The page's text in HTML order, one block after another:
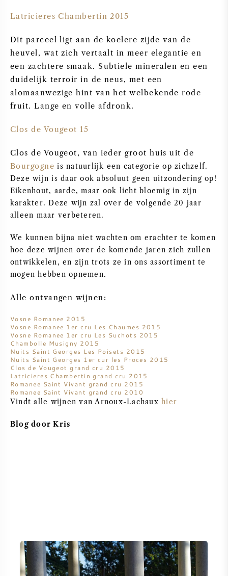
ITALIAANSE WIJN
SPAANSE WIJN
DUITSE WIJN
AMERIKAANSE WIJN
OOSTENRIJKSE WIJN
PORTUGESE WIJN
ALLE LANDEN
BORDEAUX
TOSCANE
NAPA VALLEY
PIEMONTE
Latricieres Chambertin 2015
Dit parceel ligt aan de koelere zijde van de
heuvel, wat zich vertaalt in meer elegantie en
een zachtere smaak. Subtiele mineralen en een
duidelijk terroir in de neus, met een
alomaanwezige hint van het welbekende rode
fruit. Lange en volle afdronk.
Clos de Vougeot 15
Clos de Vougeot, van ieder groot huis uit de
Bourgogne is natuurlijk een categorie op zichzelf.
Deze wijn is daar ook absoluut geen uitzondering op!
Eikenhout, aarde, maar ook licht bloemig in zijn
karakter. Deze wijn zal over de volgende 20 jaar
alleen maar verbeteren.
We kunnen bijna niet wachten om erachter te komen
hoe deze wijnen over de komende jaren zich zullen
ontwikkelen, en zijn trots ze in ons assortiment te
mogen hebben opnemen.
Alle ontvangen wijnen:
Vosne Romanee 2015
Vosne Romanee 1 er cru Les Chaumes 2015
Vosne Romanee 1er cru Les Suchots 2015
Chambolle Musigny 2015
Nuits Saint Georges Les Poisets 2015
Nuits Saint Georges 1er cur les Proces 2015
Clos de Vougeot grand cru 2015
Latricieres Chambertin grand cru 2015
Romanee Saint Vivant grand cru 2015
Romanee Saint Vivant grand cru 2010
Vindt alle wijnen van Arnoux-Lachauxhier
Blog door Kris